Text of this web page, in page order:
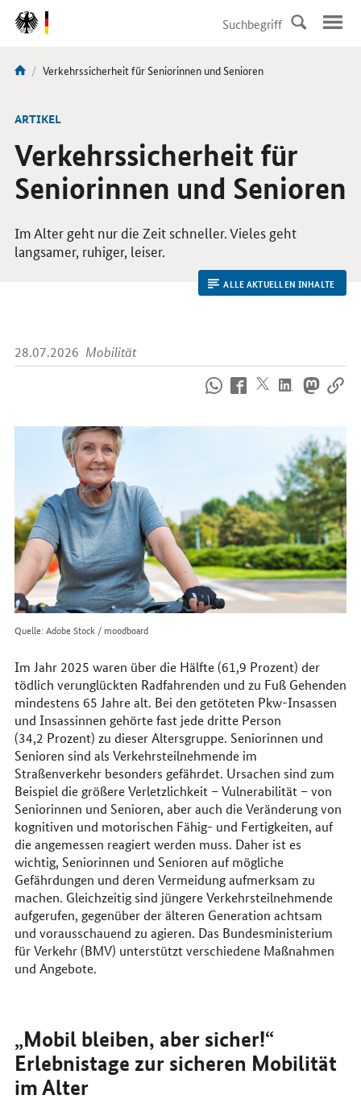
DirektZu:
Navigation
Sie
hier:
Aktuelle
Verkehrssicherheit für Seniorinnen und Senioren
ARTIKEL
Verkehrssicherheit für
Seniorinnen und Senioren
Im Alter geht nur die Zeit schneller. Vieles geht
langsamer, ruhiger, leiser.
ALLE AKTUELLEN INHALTE
28.07.2026 Mobilität
uns
Quelle: Adobe Stock / moodboard
Im Jahr 2025 waren über die Hälfte (61,9 Prozent) der
tödlich verunglückten Radfahrenden und zu Fuß Gehenden
mindestens 65 Jahre alt. Bei den getöteten Pkw-Insassen
und Insassinnen gehörte fast jede dritte Person
(34,2 Prozent) zu dieser Altersgruppe. Seniorinnen und
Senioren sind als Verkehrsteilnehmende im
Straßenverkehr besonders gefährdet. Ursachen sind zum
Beispiel die größere Verletzlichkeit – Vulnerabilität – von
Seniorinnen und Senioren, aber auch die Veränderung von
kognitiven und motorischen Fähig- und Fertigkeiten, auf
die angemessen reagiert werden muss. Daher ist es
wichtig, Seniorinnen und Senioren auf mögliche
Gefährdungen und deren Vermeidung aufmerksam zu
machen. Gleichzeitig sind jüngere Verkehrsteilnehmende
aufgerufen, gegenüber der älteren Generation achtsam
und vorausschauend zu agieren. Das Bundesministerium
für Verkehr (BMV) unterstützt verschiedene Maßnahmen
und Angebote.
„Mobil bleiben, aber sicher!“
Erlebnistage zur sicheren Mobilität
im Alter